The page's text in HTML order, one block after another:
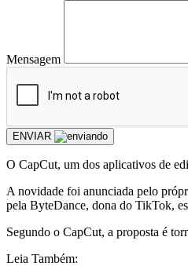
Mensagem
ENVIAR
O CapCut, um dos aplicativos de
A novidade foi anunciada pelo
pela ByteDance, dona do TikTok,
Segundo o CapCut, a proposta é
Leia Também: